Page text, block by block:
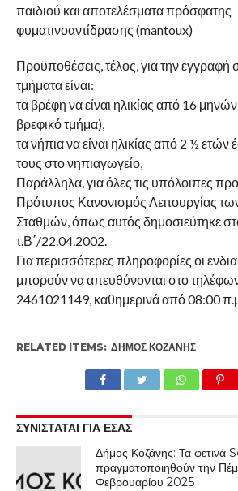
παιδιού και αποτελέσματα πρόσφατης
φυματινοαντίδρασης (mantoux)
Προϋποθέσεις, τέλος, για την εγγραφή
τμήματα είναι:
τα βρέφη να είναι ηλικίας από 16
βρεφικό τμήμα),
τα νήπια να είναι ηλικίας από 2 ½ ετών
τους στο νηπιαγωγείο,
Παράλληλα, για όλες τις υπόλοιπες
Πρότυπος Κανονισμός Λειτουργίας
Σταθμών, όπως αυτός δημοσιεύτηκε
τ.Β΄/22.04.2002.
Για περισσότερες πληροφορίες οι
μπορούν να απευθύνονται στο
2461021149, καθημερινά από 08:00
RELATED ITEMS: ΔΉΜΟΣ ΚΟΖΆΝΗΣ
ΣΥΝΙΣΤΑΤΑΙ ΓΙΑ ΕΣΑΣ
Δήμος Κοζάνης: Τα
πραγματοποιηθούν την
Φεβρουαρίου 2025